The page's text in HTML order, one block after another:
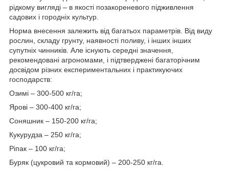
рідкому вигляді – в якості позакореневого підживлення
садових і городніх культур.
Норма внесення залежить від багатьох параметрів. Від виду
рослин, складу грунту, наявності поливу, і інших інших
супутніх чинників. Але існують середні значення,
рекомендовані агрономами, і підтверджені багаторічним
досвідом різних експериментальних і практикуючих
господарств:
Озимі – 300-500 кг/га;
Ярові – 300-400 кг/га;
Соняшник – 150-200 кг/га;
Кукурудза – 250 кг/га;
Ріпак – 100 кг/га;
Буряк (цукровий та кормовий) – 200-250 кг/га.